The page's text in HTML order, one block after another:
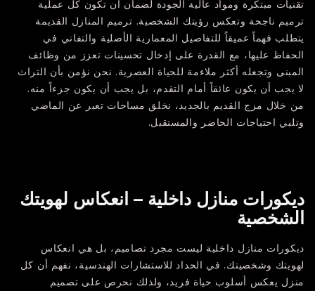
تقنيات مبتكرة ومواد عالية الجودة لضمان أن تكون كل عملية
ترميم ناجحة وتعكس رؤيتك الشخصية. ترميم المنازل القديمة
يتطلب فهماً عميقاً للتفاصيل المعمارية الأصلية والتفاني في
الحفاظ عليها، مع القدرة على إدخال تحسينات تعزز من وظائف
المبنى وتجعله أكثر ملاءمة للحياة العصرية. نحن نؤمن بأن التراث
لا يجب أن يكون عائقاً أمام التقدم، بل يجب أن يكون جزءاً منه.
من خلال مزج القديم بالجديد، نخلق مساحات تعبر عن الماضي
وتلبي احتياجات الحاضر والمستقبل.
ديكورات منازل داخلية – انعكاس لهويتك
الشخصية
ديكورات منازل داخلية ليست مجرد تصاميم، بل هي انعكاس
لهويتك وشخصيتك. في الحداد للاستشارات الهندسية، نفهم أن كل
منزل يعكس أسلوب حياة فريد، ولذلك نحرص على تصميم